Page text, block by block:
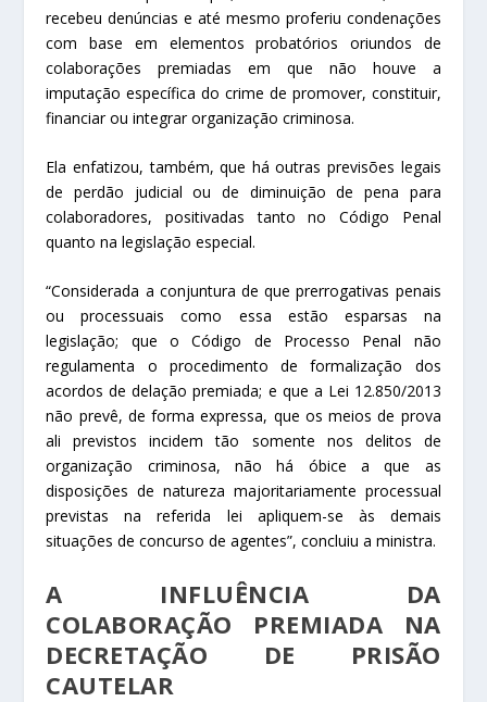
recebeu denúncias e até mesmo proferiu condenações
com base em elementos probatórios oriundos de
colaborações premiadas em que não houve a
imputação específica do crime de promover, constituir,
financiar ou integrar organização criminosa.
Ela enfatizou, também, que há outras previsões legais
de perdão judicial ou de diminuição de pena para
colaboradores, positivadas tanto no Código Penal
quanto na legislação especial.
“Considerada a conjuntura de que prerrogativas penais
ou processuais como essa estão esparsas na
legislação; que o Código de Processo Penal não
regulamenta o procedimento de formalização dos
acordos de delação premiada; e que a Lei 12.850/2013
não prevê, de forma expressa, que os meios de prova
ali previstos incidem tão somente nos delitos de
organização criminosa, não há óbice a que as
disposições de natureza majoritariamente processual
previstas na referida lei apliquem-se às demais
situações de concurso de agentes”, concluiu a ministra.
A INFLUÊNCIA DA
COLABORAÇÃO PREMIADA NA
DECRETAÇÃO DE PRISÃO
CAUTELAR